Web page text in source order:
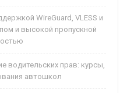
WireGuard, VLESS и
и высокой пропускной
водительских прав: курсы,
автошкол